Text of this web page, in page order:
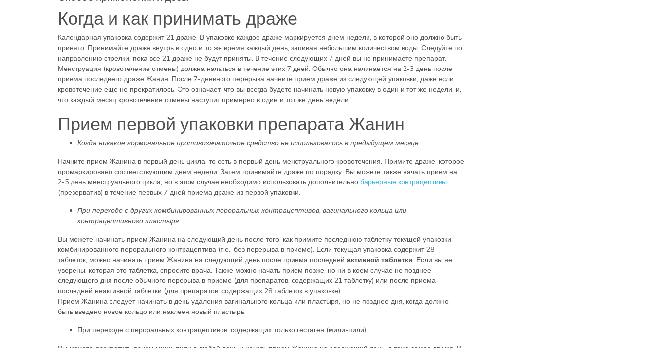
Когда и как принимать драже
Календарная упаковка содержит 21 драже. В упаковке каждое драже маркируется днем недели, в которой оно должно быть
принято. Принимайте драже внутрь в одно и то же время каждый день, запивая небольшим количеством воды. Следуйте по
направлению стрелки, пока все 21 драже не будут приняты. В течение следующих 7 дней вы не принимаете препарат.
Менструация (кровотечение отмены) должна начаться в течение этих 7 дней. Обычно она начинается на 2-3 день после
приема последнего драже Жанин. После 7-дневного перерыва начните прием драже из следующей упаковки, даже если
кровотечение еще не прекратилось. Это означает, что вы всегда будете начинать новую упаковку в один и тот же недели, и,
что каждый месяц кровотечение отмены наступит примерно в один и тот же день недели.
Прием первой упаковки препарата Жанин
Когда никакое гормональное противозачаточное средство не использовалось в предыдущем месяце
Начните прием Жанина в первый день цикла, то есть в первый день менструального кровотечения. Примите драже, которое
промаркировано соответствующим днем недели. Затем принимайте драже по порядку. Вы можете также начать прием на
2-5 день менструального цикла, но в этом случае необходимо использовать дополнительно барьерные контрацептивы
(презерватив) в течение первых 7 дней приема драже из первой упаковки.
При переходе с других комбинированных пероральных контрацептивов, вагинального кольца или
контрацептивного пластыря
Вы можете начинать прием Жанина на следующий день после того, как примите последнюю таблетку текущей упаковки
комбинированного перорального контрацептива (т.е., без перерыва в приеме). Если текущая упаковка содержит 28
таблеток, можно начинать прием Жанина на следующий день после приема последней активной таблетки. Если вы не
уверены, которая это таблетка, спросите врача. Также можно начать прием позже, но ни в коем случае не позднее
следующего дня после обычного перерыва в приеме (для препаратов, содержащих 21 таблетку) или после приема
последней неактивной таблетки (для препаратов, содержащих 28 таблеток в упаковке).
Прием Жанина следует начинать в день удаления вагинального кольца или пластыря, но не позднее дня, когда должно
быть введено новое кольцо или наклеен новый пластырь.
При переходе с пероральных контрацептивов, содержащих только гестаген (мили-пили)